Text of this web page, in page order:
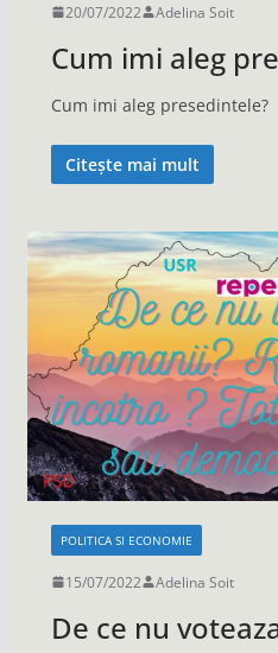
20/07/2022 Adelina Soit
Cum imi aleg
Cum imi aleg presedintele?
Citește mai mult
POLITICA SI ECONOMIE
15/07/2022 Adelina Soit
De ce nu